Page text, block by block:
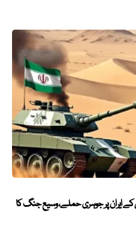
ایران پر جوہری حملے، وسیع جنگ کا